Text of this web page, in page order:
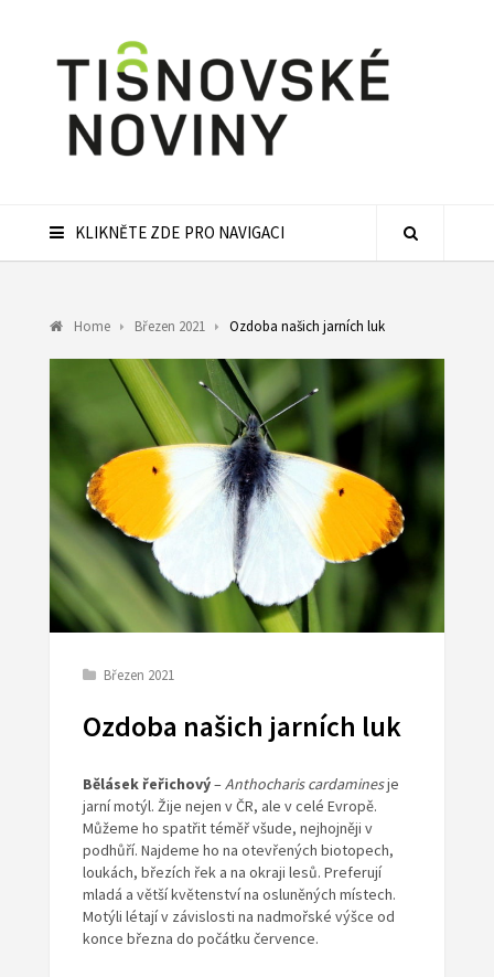
KLIKNĚTE ZDE PRO NAVIGACI
Home Březen 2021 Ozdoba našich jarních luk
Březen 2021
Ozdoba našich jarních luk
Bělásek řeřichový–Anthocharis cardaminesje
jarní motýl. Žije nejen v ČR, ale v celé Evropě.
Můžeme ho spatřit téměř všude, nejhojněji v
podhůří. Najdeme ho na otevřených biotopech,
loukách, březích řek a na okraji lesů. Preferují
mladá a větší květenství na osluněných místech.
Motýli létají v závislosti na nadmořské výšce od
konce března do počátku července.